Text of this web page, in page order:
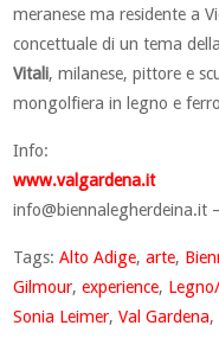
meranese ma residente a
concettuale di un tema
Vitali, milanese, pittore e
mongolfiera in legno e
Info:
www.valgardena.it
info@biennalegherdeina.it
Tags:Alto Adige,arte,
Gilmour,experience,
Sonia Leimer,Val Gardena,